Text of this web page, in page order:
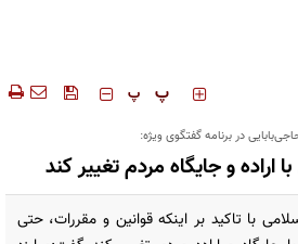
‍‍‍ پ پ
در برنامه گفتگوی ویژه:
اراده و جایگاه مردم تغییر کند
با تاکید بر اینکه قوانین و مقررات، حتی